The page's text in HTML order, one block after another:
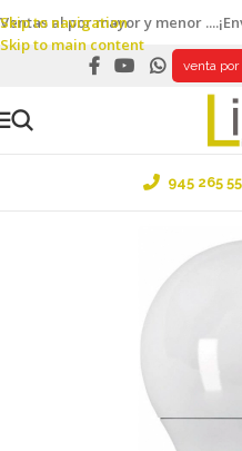
Skip to navigation
Skip to main content
Ventas al por mayor y menor
venta
945 265